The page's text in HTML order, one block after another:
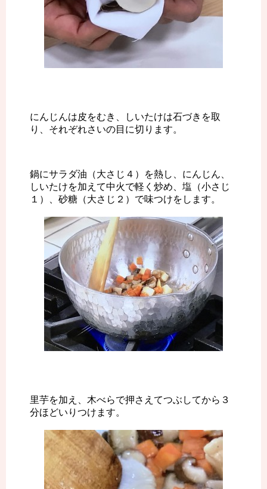
にんじんは皮をむき、しいたけは石づきを取
り、それぞれさいの目に切ります。
鍋にサラダ油（大さじ４）を熱し、にんじん、
しいたけを加えて中火で軽く炒め、塩（小さじ
１）、砂糖（大さじ２）で味つけをします。
里芋を加え、木べらで押さえてつぶしてから３
分ほどいりつけます。